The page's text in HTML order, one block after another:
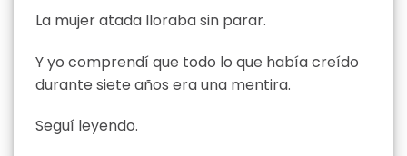
La mujer atada lloraba sin parar.
Y yo comprendí que todo lo que había creído
durante siete años era una mentira.
Seguí leyendo.